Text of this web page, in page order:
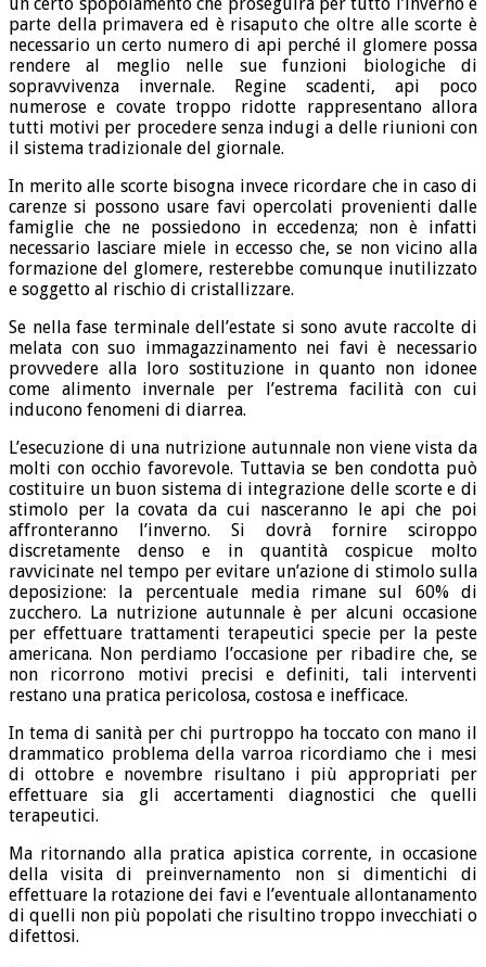
parte della primavera ed è risaputo che oltre alle scorte è
necessario un certo numero di api perché il glomere possa
rendere al meglio nelle sue funzioni biologiche di
sopravvivenza invernale. Regine scadenti, api poco
numerose e covate troppo ridotte rappresentano allora
tutti motivi per procedere senza indugi a delle riunioni con
il sistema tradizionale del giornale.
In merito alle scorte bisogna invece ricordare che in caso di
carenze si possono usare favi opercolati provenienti dalle
famiglie che ne possiedono in eccedenza; non è infatti
necessario lasciare miele in eccesso che, se non vicino alla
formazione del glomere, resterebbe comunque inutilizzato
e soggetto al rischio di cristallizzare.
Se nella fase terminale dell’estate si sono avute raccolte di
melata con suo immagazzinamento nei favi è necessario
provvedere alla loro sostituzione in quanto non idonee
come alimento invernale per l’estrema facilità con cui
inducono fenomeni di diarrea.
L’esecuzione di una nutrizione autunnale non viene vista da
molti con occhio favorevole. Tuttavia se ben condotta può
costituire un buon sistema di integrazione delle scorte e di
stimolo per la covata da cui nasceranno le api che poi
affronteranno l’inverno. Si dovrà fornire sciroppo
discretamente denso e in quantità cospicue molto
ravvicinate nel tempo per evitare un’azione di stimolo sulla
deposizione: la percentuale media rimane sul 60% di
zucchero. La nutrizione autunnale è per alcuni occasione
per effettuare trattamenti terapeutici specie per la peste
americana. Non perdiamo l’occasione per ribadire che, se
non ricorrono motivi precisi e definiti, tali interventi
restano una pratica pericolosa, costosa e inefficace.
In tema di sanità per chi purtroppo ha toccato con mano il
drammatico problema della varroa ricordiamo che i mesi
di ottobre e novembre risultano i più appropriati per
effettuare sia gli accertamenti diagnostici che quelli
terapeutici.
Ma ritornando alla pratica apistica corrente, in occasione
della visita di preinvernamento non si dimentichi di
effettuare la rotazione dei favi e l’eventuale allontanamento
di quelli non più popolati che risultino troppo invecchiati o
difettosi.